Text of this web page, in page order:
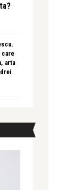
care
arta